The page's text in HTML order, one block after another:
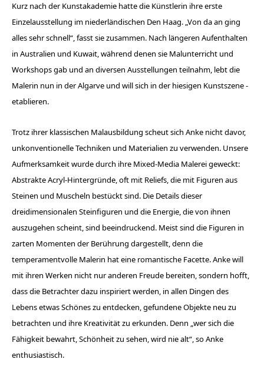
Kurz nach der Kunstakademie hatte die Künstlerin ihre erste
Einzelausstellung im niederländischen Den Haag. „Von da an ging
alles sehr schnell“, fasst sie zusammen. Nach längeren Aufenthalten
in Australien und ­Kuwait, während denen sie Malunterricht und
Workshops gab und an diversen Ausstellungen teilnahm, lebt die
Malerin nun in der ­Algarve und will sich in der hiesigen Kunst­szene ­
etablieren.
Trotz ihrer klassischen Malausbildung scheut sich Anke nicht davor,
unkonventionelle Techniken und Materialien zu verwenden. Unsere
Aufmerksamkeit wurde durch ihre Mixed-Media Malerei geweckt:
Abstrakte Acryl-Hintergründe, oft mit Reliefs, die mit Figuren aus
Steinen und Muscheln bestückt sind. Die Details dieser
dreidimensionalen Steinfiguren und die Energie, die von ihnen
auszugehen scheint, sind beeindruckend. Meist sind die Figuren in
zarten Momenten der Berührung dargestellt, denn die
temperamentvolle Malerin hat eine romantische Facette. Anke will
mit ihren Werken nicht nur anderen Freude bereiten, sondern hofft,
dass die Betrachter dazu inspiriert werden, in allen Dingen des
Lebens etwas Schönes zu entdecken, gefundene Objekte neu zu
betrachten und ihre Kreativität zu erkunden. Denn „wer sich die
Fähigkeit bewahrt, Schönheit zu sehen, wird nie alt“, so Anke
enthusiastisch.